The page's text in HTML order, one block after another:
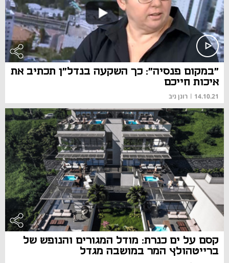
"במקום פנסיה": כך השקעה בנדל"ן תכתיב את
איכות חייכם
14.10.21
| רונן ניב
קסם על ים כנרת: מודל המגורים והנופש של
ברייטהולץ המר במושבה מגדל